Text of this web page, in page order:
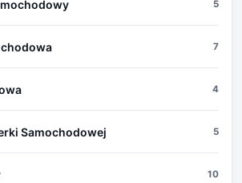
5
7
4
Samochodowej 5
10